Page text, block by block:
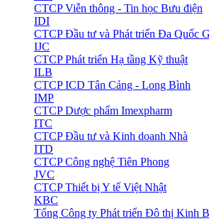
CTCP Viễn thông - Tin học Bưu điện
IDI
CTCP Đầu tư và Phát triển Đa Quốc
IJC
CTCP Phát triển Hạ tầng Kỹ thuật
ILB
CTCP ICD Tân Cảng - Long Bình
IMP
CTCP Dược phẩm Imexpharm
ITC
CTCP Đầu tư và Kinh doanh Nhà
ITD
CTCP Công nghệ Tiên Phong
JVC
CTCP Thiết bị Y tế Việt Nhật
KBC
Tổng Công ty Phát triển Đô thị Kinh